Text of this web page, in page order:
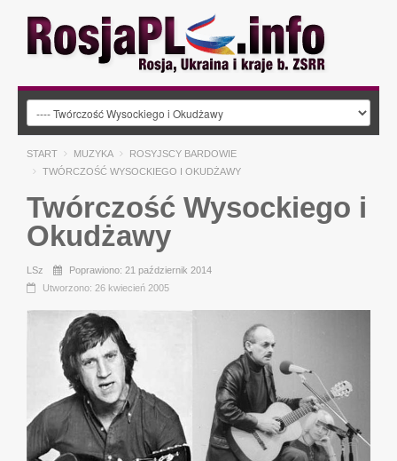
START MUZYKA
ROSYJSCY BARDOWIE
TWÓRCZOŚĆ WYSOCKIEGO I OKUDŻAWY
Twórczość Wysockiego i
Okudżawy
LSz
Poprawiono: 21 październik 2014
Utworzono: 26 kwiecień 2005